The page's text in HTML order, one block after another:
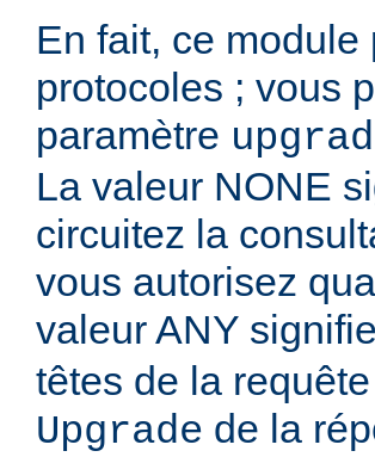
En fait, ce
protocoles ; vous
paramètre
La valeur NONE
circuitez la
vous autorisez
valeur ANY
têtes de la
Upgrade de la